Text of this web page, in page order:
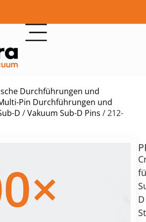
Durchführungen und
Pin Durchführungen und
D /Vakuum Sub-D Pins / 212-
D